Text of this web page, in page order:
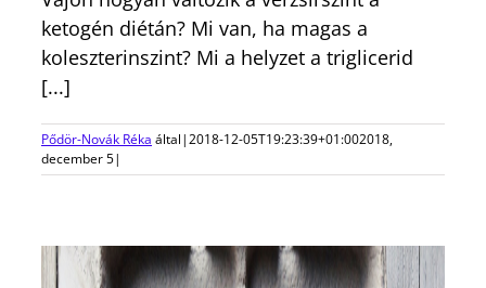
ketogén diétán? Mi van, ha magas a
koleszterinszint? Mi a helyzet a triglicerid
[...]
Pődör-Novák Réka által|2018-12-05T19:23:39+01:002018,
december 5|